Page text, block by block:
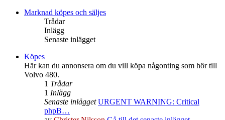
Marknad köpes och säljes
Trådar
Inlägg
Senaste inlägget
Köpes
Här kan du annonsera om du vill köpa någonting som hör till
Volvo 480.
1 Trådar
1 Inlägg
Senaste inlägget URGENT WARNING: Critical
phpB…